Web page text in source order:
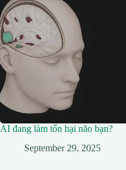
AI đang làm tổn hại não bạn?
September 29, 2025